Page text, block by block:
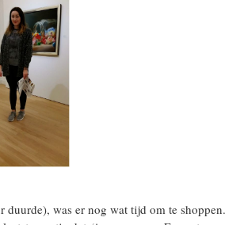
was er nog wat tijd om te